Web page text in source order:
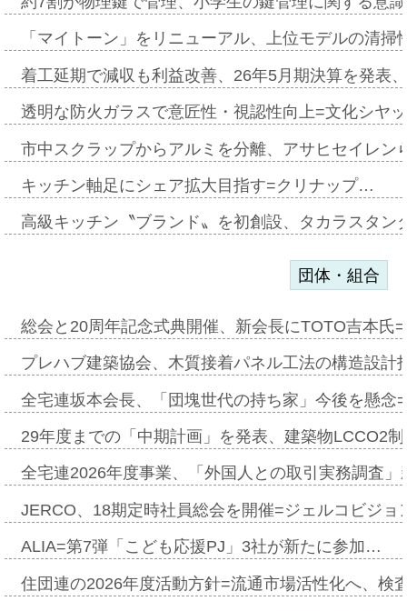
「マイトーン」をリニューアル、上位モデルの清
着工延期で減収も利益改善、26年5月期決算を発表
透明な防火ガラスで意匠性・視認性向上=文化シヤ
市中スクラップからアルミを分離、アサヒセイレ
キッチン軸足にシェア拡大目指す=クリナップ…
高級キッチン〝ブランド〟を初創設、タカラスタ
団体・組合
総会と20周年記念式典開催、新会長にTOTO吉本氏
プレハブ建築協会、木質接着パネル工法の構造設
全宅連坂本会長、「団塊世代の持ち家」今後を懸
29年度までの「中期計画」を発表、建築物LCCO2
全宅連2026年度事業、「外国人との取引実務調査
JERCO、18期定時社員総会を開催=ジェルコビジ
ALIA=第7弾「こども応援PJ」3社が新たに参加…
住団連の2026年度活動方針=流通市場活性化へ、検